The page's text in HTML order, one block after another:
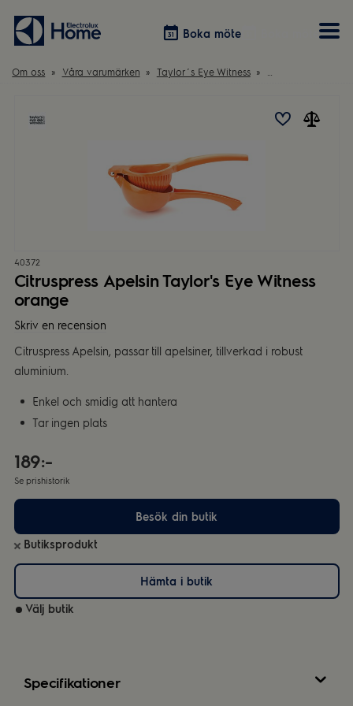
Boka möte
Våra kök
Förvaring
Vitvaror
Tvätt & Tork
Om oss Våra varumärken Taylor´s Eye Witness Citruspress Apelsin
40372
Citruspress Apelsin Taylor's Eye Witness
orange
Skriv en recension
Citruspress Apelsin, passar till apelsiner, tillverkad i robust
aluminium.
Enkel och smidig att hantera
Tar ingen plats
189:-
Se prishistorik
Besök din butik
Butiksprodukt
Hämta i butik
Välj butik
Specifikationer